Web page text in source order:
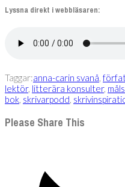
Lyssna direkt i webbläsaren:
Taggar:anna-carin svanå,
lektör, litterära konsulter,
bok, skrivarpodd,
Please Share This